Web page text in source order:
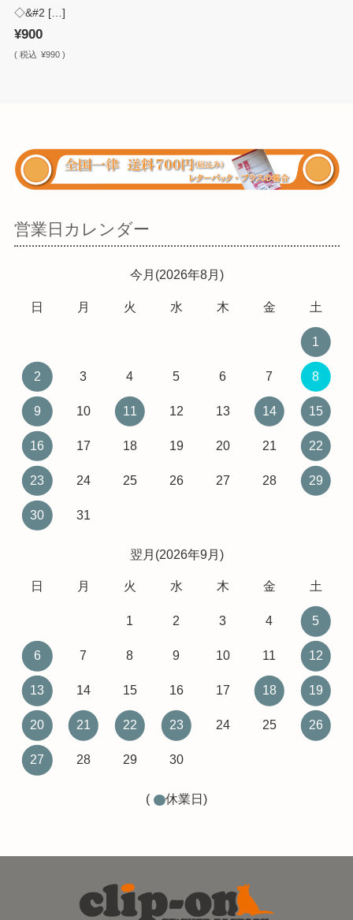
◇&#2 […]
¥900
( 税込 ¥990 )
営業日カレンダー
今月(2026年8月)
日 月 火 水 木 金 土
1
2 3 4 5 6 7 8
9 10 11 12 13 14 15
16 17 18 19 20 21 22
23 24 25 26 27 28 29
30 31
翌月(2026年9月)
日 月 火 水 木 金 土
1 2 3 4 5
6 7 8 9 10 11 12
13 14 15 16 17 18 19
20 21 22 23 24 25 26
27 28 29 30
( 休業日)